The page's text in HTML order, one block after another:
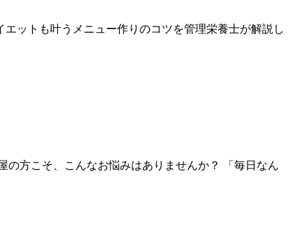
ットも叶うメニュー作りのコツを管理栄養士が解説し
方こそ、こんなお悩みはありませんか？ 「毎日なん